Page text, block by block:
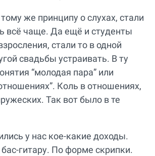
же принципу о слухах, стали
всё чаще. Да ещё и студенты
стали то в одной
свадьбы устраивать. В ту
“молодая пара” или
Коль в отношениях,
Так вот было в те
у нас кое-какие доходы.
гитару. По форме скрипки.